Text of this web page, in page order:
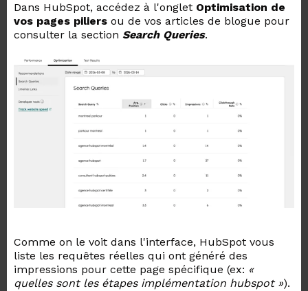
Dans HubSpot, accédez à l'onglet Optimisation de
vos pages piliers ou de vos articles de blogue pour
consulter la section Search Queries.
Comme on le voit dans l'interface, HubSpot vous
liste les requêtes réelles qui ont généré des
impressions pour cette page spécifique (ex: «
quelles sont les étapes implémentation hubspot »).